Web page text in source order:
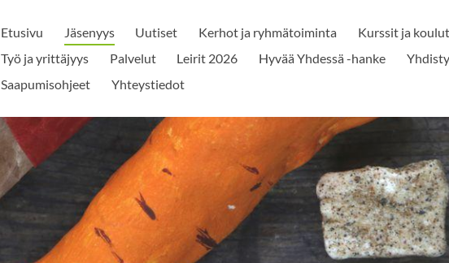
Etusivu Jäsenyys Uutiset Kerhot ja ryhmätoiminta
Kurssit ja
Työ ja yrittäjyys
Palvelut Leirit 2026 Hyvää Yhdessä -hanke
Saapumisohjeet
Yhteystiedot